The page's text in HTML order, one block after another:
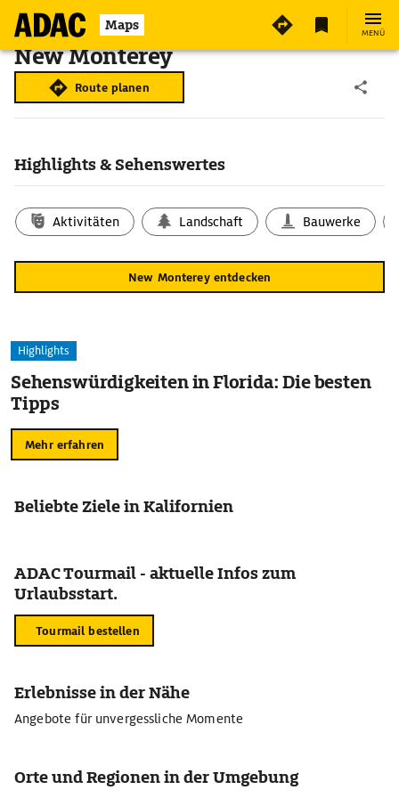
Maps MENÜ
New Monterey
Route planen
Highlights & Sehenswertes
Aktivitäten Landschaft Bauwerke
New Monterey entdecken
Highlights
Sehenswürdigkeiten in Florida: Die besten
Tipps
Mehr erfahren
Beliebte Ziele in Kalifornien
ADAC Tourmail - aktuelle Infos zum
Urlaubsstart.
Tourmail bestellen
Erlebnisse in der Nähe
Angebote für unvergessliche Momente
Orte und Regionen in der Umgebung